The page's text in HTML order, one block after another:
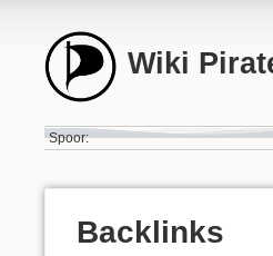
Wiki
Spoor:
Backlinks